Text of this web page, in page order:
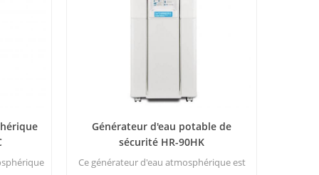
:3
produit
Générateur d'eau potable de
sécurité HR-90HK
Ce générateur d'eau atmosphérique est